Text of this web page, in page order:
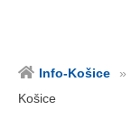
Info-Košice
Košice